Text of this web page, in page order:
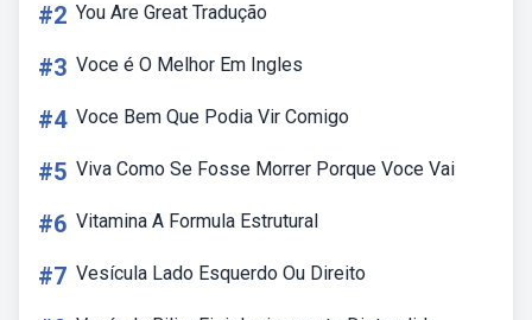
#2 You Are Great Tradução
#3 Voce é O Melhor Em Ingles
#4 Voce Bem Que Podia Vir Comigo
#5 Viva Como Se Fosse Morrer Porque Voce Vai
#6 Vitamina A Formula Estrutural
#7 Vesícula Lado Esquerdo Ou Direito